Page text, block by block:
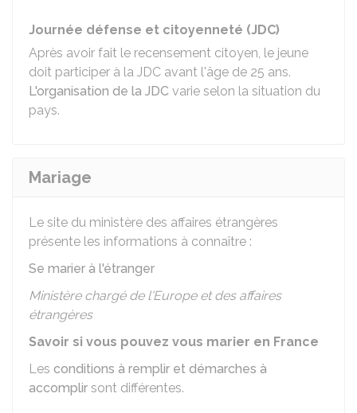
Journée défense et citoyenneté (JDC)
Après avoir fait le recensement citoyen, le jeune
doit participer à la JDC avant l'âge de 25 ans.
L'organisation de la JDC varie selon la situation du
pays.
Mariage
Le site du ministère des affaires étrangères
présente les informations à connaître :
Se marier à l'étranger
Ministère chargé de l'Europe et des affaires
étrangères
Savoir si vous pouvez vous marier en France
Les conditions à remplir et démarches à
accomplir sont différentes.